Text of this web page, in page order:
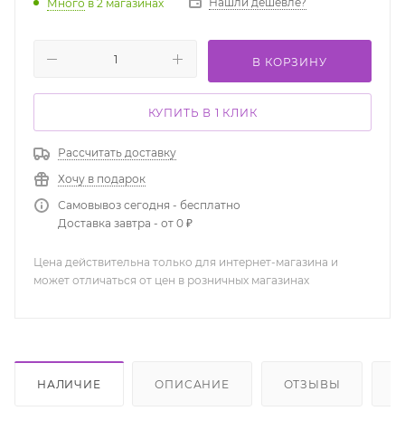
Много в 2 магазинах
В КОРЗИНУ
КУПИТЬ В 1 КЛИК
Рассчитать доставку
Хочу в подарок
Самовывоз сегодня - бесплатно
Доставка завтра - от 0 ₽
Цена действительна только для интернет-магазина и
может отличаться от цен в розничных магазинах
НАЛИЧИЕ ОПИСАНИЕ ОТЗЫВЫ